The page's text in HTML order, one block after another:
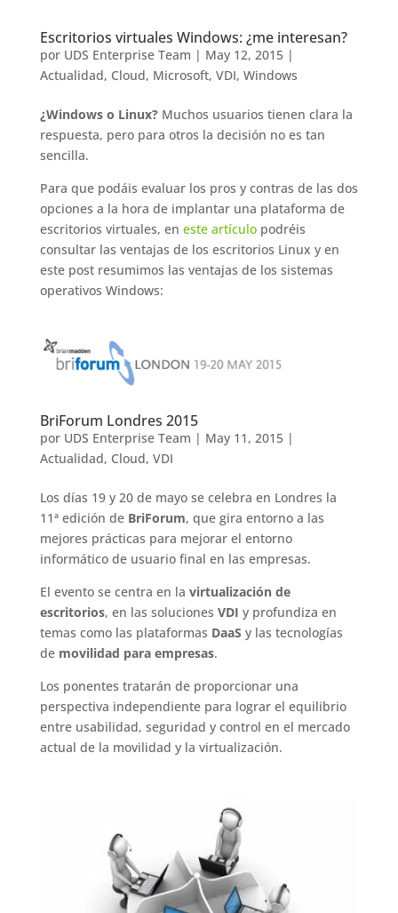
Escritorios virtuales Windows: ¿me interesan?
por UDS Enterprise Team | May 12, 2015|
Actualidad, Cloud, Microsoft, VDI, Windows
¿Windows o Linux?Muchos usuarios tienen clara la
respuesta, pero para otros la decisión no es tan
sencilla.
Para que podáis evaluar los pros y contras de las dos
opciones a la hora de implantar una plataforma de
escritorios virtuales, en este artículopodréis
consultar las ventajas de los escritorios Linux y en
este post resumimos las ventajas de los sistemas
operativos Windows:
BriForum Londres 2015
por UDS Enterprise Team | May 11, 2015|
Actualidad, Cloud, VDI
Los días 19 y 20 de mayo se celebra en Londres la
11ª edición de BriForum, que gira entorno a las
mejores prácticas para mejorar el entorno
informático de usuario final en las empresas.
El evento se centra en la virtualización de
escritorios, en las soluciones VDI y profundiza en
temas como las plataformas DaaS y las tecnologías
de movilidad para empresas.
Los ponentes tratarán de proporcionar una
perspectiva independiente para lograr el equilibrio
entre usabilidad, seguridad y control en el mercado
actual de la movilidad y la virtualización.